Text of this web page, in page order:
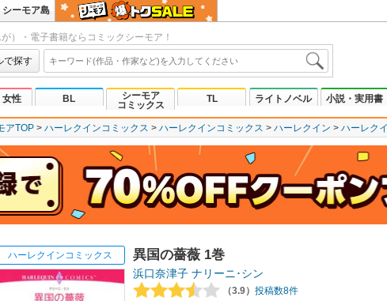
シーモア島
）・電子書籍ならコミックシーモア！
で探す
女性 BL
シーモア
コミックス
TL ライトノベル 小説・実用書
アTOP ハーレクインコミックス ハーレクインコミックス ハーレクイン ハーレク
ハーレクインコミックス 異国の薔薇 1巻
浜口奈津子 ナリーニ･シン
（3.9） 投稿数8件